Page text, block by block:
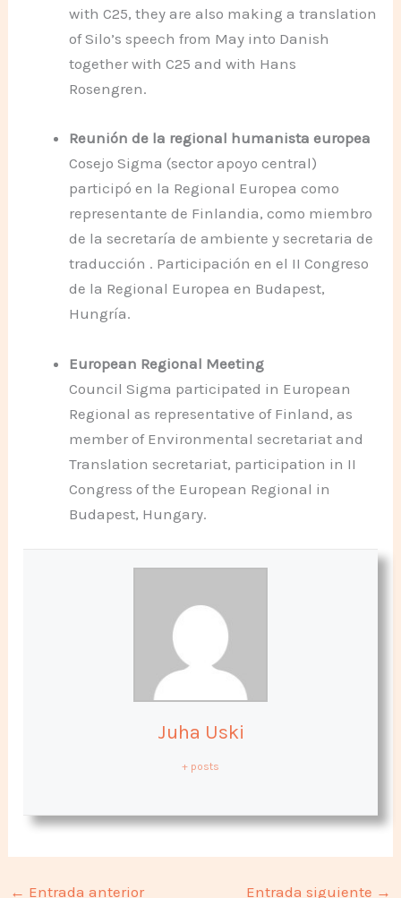
with C25, they are also making a translation
of Silo’s speech from May into Danish
together with C25 and with Hans
Rosengren.
Reunión de la regional humanista europea
Cosejo Sigma (sector apoyo central)
participó en la Regional Europea como
representante de Finlandia, como miembro
de la secretaría de ambiente y secretaria de
traducción . Participación en el II Congreso
de la Regional Europea en Budapest,
Hungría.
European Regional Meeting
Council Sigma participated in European
Regional as representative of Finland, as
member of Environmental secretariat and
Translation secretariat, participation in II
Congress of the European Regional in
Budapest, Hungary.
Juha Uski
+ posts
← Entrada anterior Entrada siguiente →